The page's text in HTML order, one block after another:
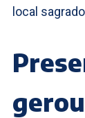
local